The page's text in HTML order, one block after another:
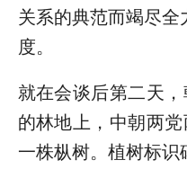
关系的典范而竭尽全
度。
就在会谈后第二天
的林地上，中朝两
一株枞树。植树标识